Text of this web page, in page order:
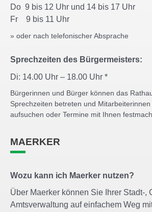
Do 9 bis 12 Uhr und 14 bis 17 Uhr
Fr 9 bis 11 Uhr
» oder nach telefonischer Absprache
Sprechzeiten des Bürgermeisters:
Di: 14.00 Uhr – 18.00 Uhr *
Bürgerinnen und Bürger können das
Sprechzeiten betreten und
aufsuchen oder Termine mit Ihnen
MAERKER
Wozu kann ich Maerker nutzen?
Über Maerker können Sie Ihrer Stadt-,
Amtsverwaltung auf einfachem Weg